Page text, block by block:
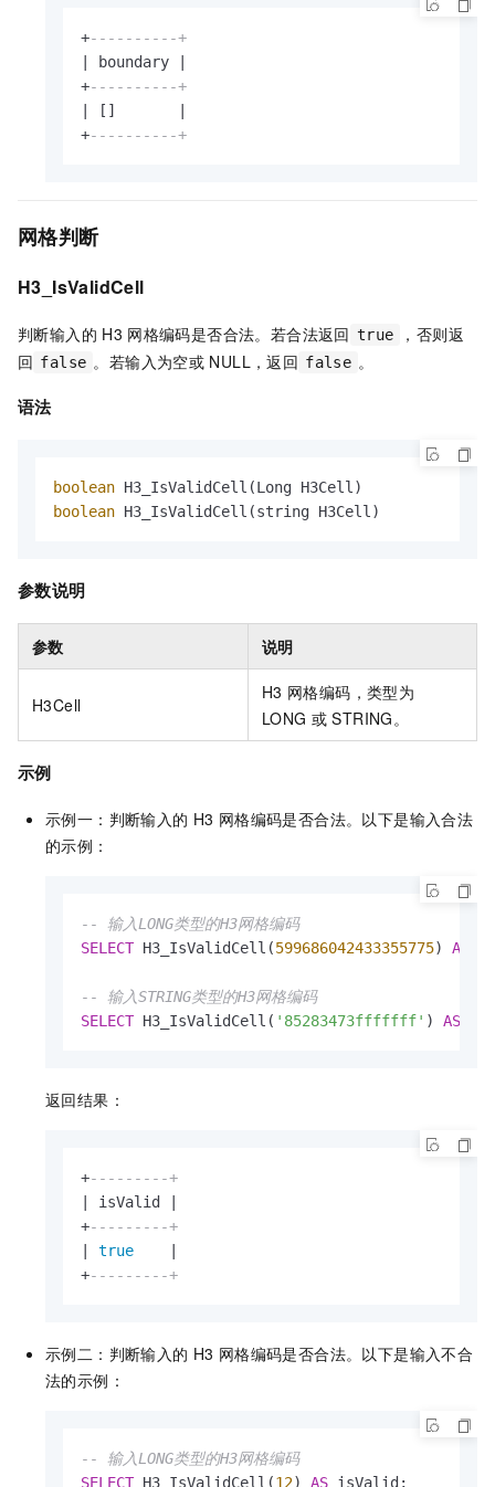
+----------+
boundary
+----------+
[]
+----------+
网格判断
H3_IsValidCell
判断输入的 H3 网格编码是否合法。若合法返回 true
，否则返
回 false 。若输入为空或 NULL，返回 false 。
语法
boolean
boolean H3_IsValidCell(string H3Cell)
参数说明
参数 说明
H3Cell
H3 网格编码，类型为
LONG 或 STRING。
示例
示例一：判断输入的 H3 网格编码是否合法。以下是输入合法
的示例：
-- 输入LONG类型的H3网格编码
SELECT H3_IsValidCell(599686042433355775) AS
-- 输入STRING类型的H3网格编码
SELECT H3_IsValidCell( '85283473fffffff' ) AS
返回结果：
+---------+
isValid
+---------+
true
+---------+
示例二：判断输入的 H3 网格编码是否合法。以下是输入不合
法的示例：
-- 输入LONG类型的H3网格编码
SELECT H3_IsValidCell(12) AS isValid;